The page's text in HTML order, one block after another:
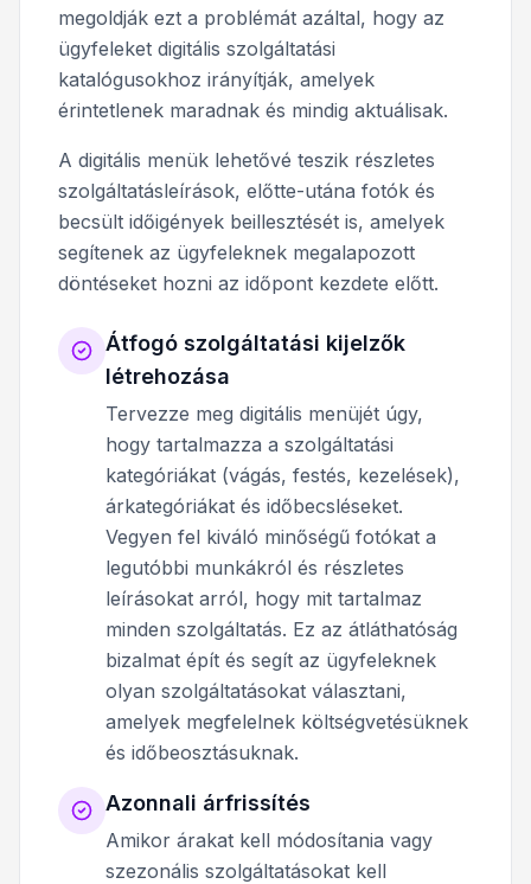
megoldják ezt a problémát azáltal, hogy az
ügyfeleket digitális szolgáltatási
katalógusokhoz irányítják, amelyek
érintetlenek maradnak és mindig aktuálisak.
A digitális menük lehetővé teszik részletes
szolgáltatásleírások, előtte-utána fotók és
becsült időigények beillesztését is, amelyek
segítenek az ügyfeleknek megalapozott
döntéseket hozni az időpont kezdete előtt.
Átfogó szolgáltatási kijelzők
létrehozása
Tervezze meg digitális menüjét úgy,
hogy tartalmazza a szolgáltatási
kategóriákat (vágás, festés, kezelések),
árkategóriákat és időbecsléseket.
Vegyen fel kiváló minőségű fotókat a
legutóbbi munkákról és részletes
leírásokat arról, hogy mit tartalmaz
minden szolgáltatás. Ez az átláthatóság
bizalmat épít és segít az ügyfeleknek
olyan szolgáltatásokat választani,
amelyek megfelelnek költségvetésüknek
és időbeosztásuknak.
Azonnali árfrissítés
Amikor árakat kell módosítania vagy
szezonális szolgáltatásokat kell